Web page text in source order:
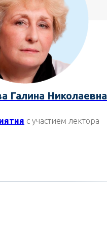
Галина Николаевна
с участием лектора